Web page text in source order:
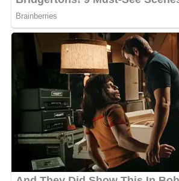
Les premières images montrent des
travail, incarnant le labeur quotidien.
hommage à la persévérance, aux
celles et ceux qui ne baissent jamais
obstacles», confie l’artiste.